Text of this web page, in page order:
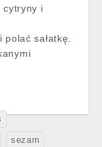
cytryny i
sałatkę.
sezam